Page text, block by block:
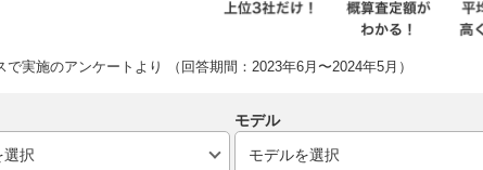
実施のアンケートより （回答期間：2023年6月〜2024年5月）
モデル